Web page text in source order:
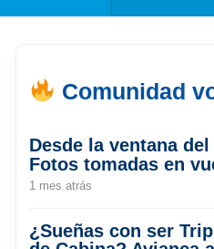
Comunidad
Desde la ventana
Fotos tomadas en
1 mes atrás
¿Sueñas con ser